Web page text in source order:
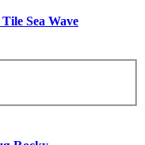
Sea Wave